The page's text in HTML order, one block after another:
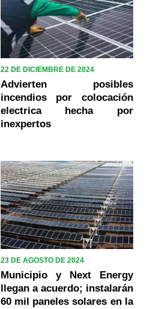
22 DE DICIEMBRE DE 2024
Advierten posibles
incendios por colocación
electrica hecha por
inexpertos
23 DE AGOSTO DE 2024
Municipio y Next Energy
llegan a acuerdo; instalarán
60 mil paneles solares en la